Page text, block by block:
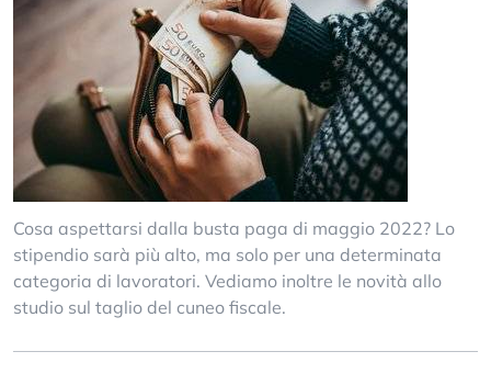
Cosa aspettarsi dalla busta paga di maggio 2022? Lo
stipendio sarà più alto, ma solo per una determinata
categoria di lavoratori. Vediamo inoltre le novità allo
studio sul taglio del cuneo fiscale.